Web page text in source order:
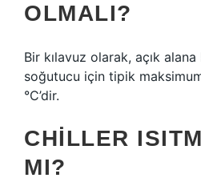
OLMALI?
Bir kılavuz olarak, açık
soğutucu için tipik
°C’dir.
CHILLER
MI?